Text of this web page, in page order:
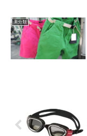
未分類